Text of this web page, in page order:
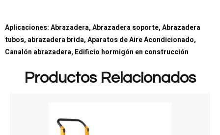
Aplicaciones: Abrazadera, Abrazadera soporte, Abrazadera
tubos, abrazadera brida, Aparatos de Aire Acondicionado,
Canalón abrazadera, Edificio hormigón en construcción
Productos Relacionados